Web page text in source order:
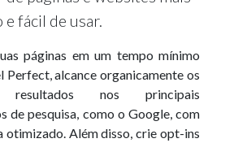
fácil de usar.
páginas em um tempo mínimo
Perfect, alcance organicamente os
resultados nos principais
de pesquisa, como o Google, com
otimizado. Além disso, crie opt-ins